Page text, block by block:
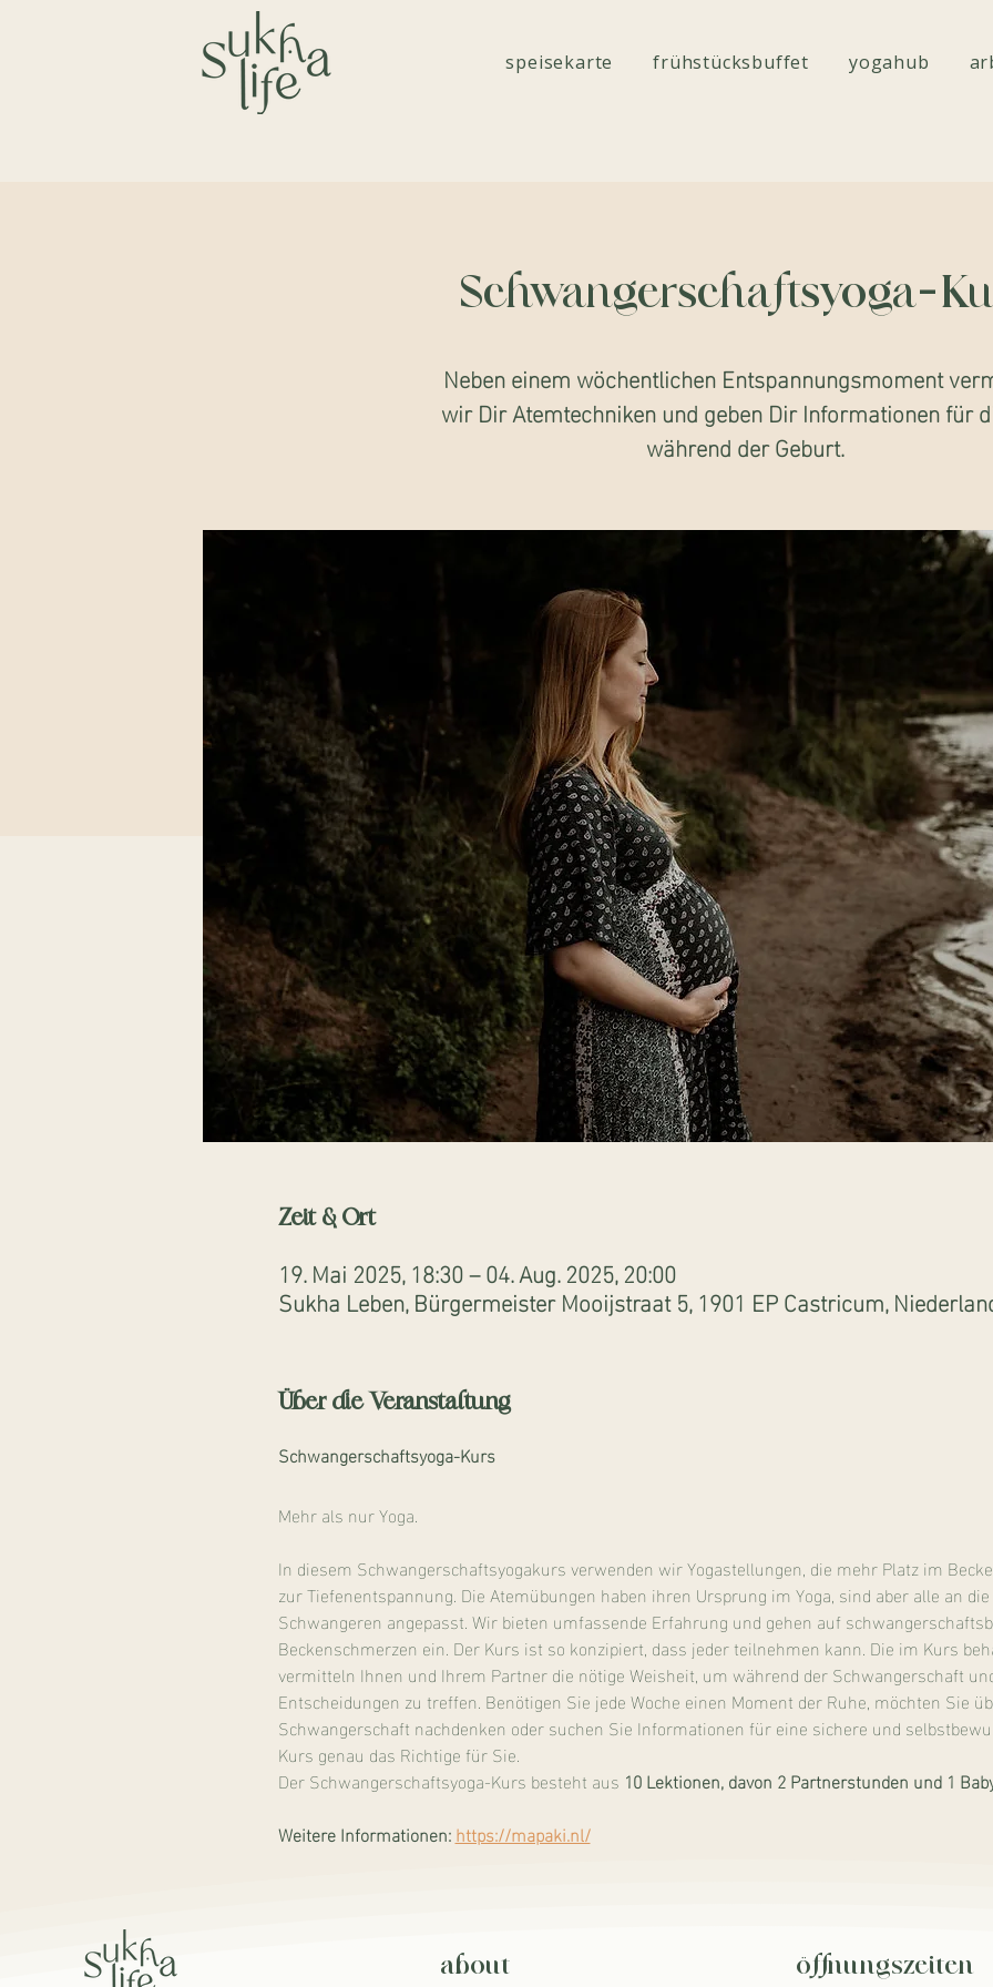
speisekarte frühstücksbuffet yogahub
Schwangerschaftsyoga-
Neben einem wöchentlichen Entspannungsmoment
wir Dir Atemtechniken und geben Dir Informationen für
während der Geburt.
Zeit & Ort
19. Mai 2025, 18:30 – 04. Aug. 2025, 20:00
Sukha Leben, Bürgermeister Mooijstraat 5, 1901 EP Castricum,
Über die Veranstaltung
Schwangerschaftsyoga-Kurs
Mehr als nur Yoga.
In diesem Schwangerschaftsyogakurs verwenden wir Yogastellungen, die mehr Platz im
zur Tiefenentspannung. Die Atemübungen haben ihren Ursprung im Yoga, sind aber alle an
Schwangeren angepasst. Wir bieten umfassende Erfahrung und gehen auf
Beckenschmerzen ein. Der Kurs ist so konzipiert, dass jeder teilnehmen kann. Die im Kurs
vermitteln Ihnen und Ihrem Partner die nötige Weisheit, um während der Schwangerschaft
Entscheidungen zu treffen. Benötigen Sie jede Woche einen Moment der Ruhe, möchten Sie
Schwangerschaft nachdenken oder suchen Sie Informationen für eine sichere und
Kurs genau das Richtige für Sie.
Der Schwangerschaftsyoga-Kurs besteht aus 10 Lektionen, davon 2 Partnerstunden und 1
Weitere Informationen:https://mapaki.nl/
about öffnungszeiten